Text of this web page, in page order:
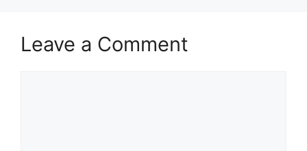
Leave a Comment